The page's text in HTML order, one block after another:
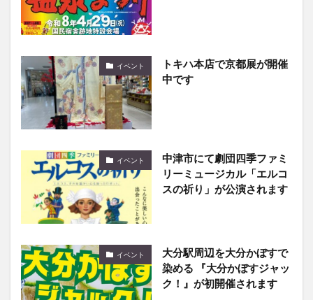
イベント
トキハ本店で京都展が開催
中です
イベント
中津市にて劇団四季ファミ
リーミュージカル「エルコ
スの祈り」が公演されます
イベント
大分駅周辺を大分かぼすで
染める 『大分かぼすジャッ
ク！』が初開催されます